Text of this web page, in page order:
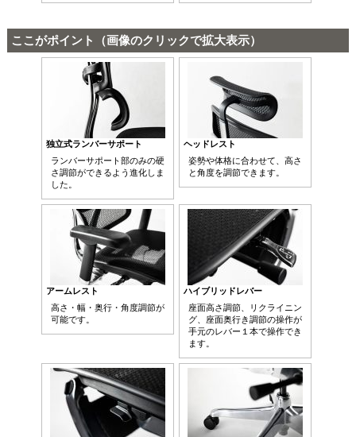
ここがポイント（画像のクリックで拡大表示）
独立式ランバーサポート
ランバーサポート部のみの硬
さ調節ができるよう進化しま
した。
ヘッドレスト
姿勢や体格に合わせて、高さ
と角度を調節できます。
アームレスト
高さ・幅・奥行・角度調節が
可能です。
ハイブリッドレバー
座面高さ調節、リクライニン
グ、座面奥行き調節の操作が
手元のレバー１本で操作でき
ます。